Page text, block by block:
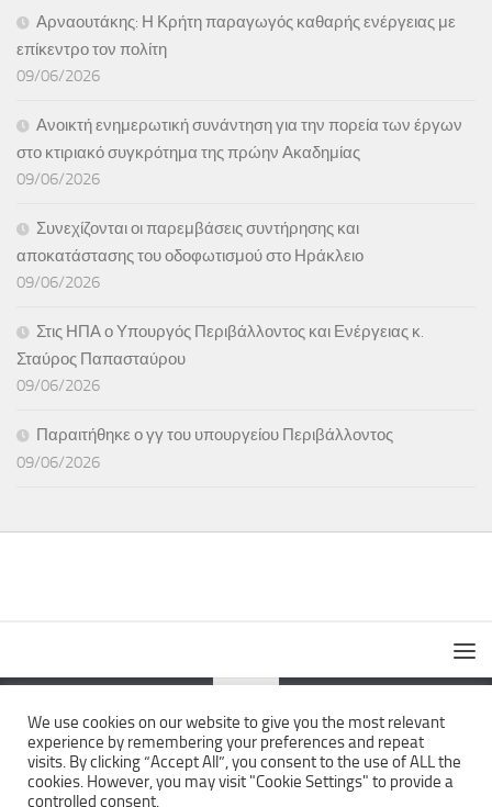
Αρναουτάκης: Η Κρήτη παραγωγός καθαρής ενέργειας με
επίκεντρο τον πολίτη
09/06/2026
Ανοικτή ενημερωτική συνάντηση για την πορεία των έργων
στο κτιριακό συγκρότημα της πρώην Ακαδημίας
09/06/2026
Συνεχίζονται οι παρεμβάσεις συντήρησης και
αποκατάστασης του οδοφωτισμού στο Ηράκλειο
09/06/2026
Στις ΗΠΑ ο Υπουργός Περιβάλλοντος και Ενέργειας κ.
Σταύρος Παπασταύρου
09/06/2026
Παραιτήθηκε ο γγ του υπουργείου Περιβάλλοντος
09/06/2026
The News Wall © 2026. All Rights Reserved.
We use cookies on our website to give you the most relevant
experience by remembering your preferences and repeat
visits. By clicking “Accept All”, you consent to the use of ALL the
cookies. However, you may visit "Cookie Settings" to provide a
controlled consent.